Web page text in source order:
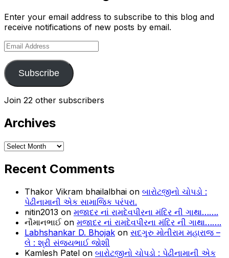
Enter your email address to subscribe to this blog and
receive notifications of new posts by email.
Email
Subscribe
Join 22 other subscribers
Archives
Archives
Recent Comments
Thakor Vikram bhailalbhai on બારોટજીનો ચોપડો :
પેઢીનામાની એક સામાજિક પરંપરા.
nitin2013 on મજાદર નાં રામદેવપીરના મંદિર ની ગાથા…….
નૌમાનભાઈon મજાદર નાં રામદેવપીરના મંદિર ની ગાથા…….
Labhshankar D. Bhojak on સદગુરુ મોતીરામ મહારાજ –
લે : શ્રી સંજયભાઈ જોશી
Kamlesh Patel on બારોટજીનો ચોપડો : પેઢીનામાની એક